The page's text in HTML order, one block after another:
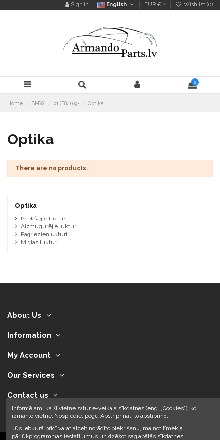
Sign in English EUR € Wishlist (0)
0
Home BMW X1 (E84) 09- Optika
Optika
There are no products.
Optika
Priekšējie lukturi
Aizmugurējie lukturi
Pagriezienlukturi
Miglas lukturi
About Us
Information
My Account
Our Services
Contact us
Informējam, ka šī vietne satur e-veikala sīkdatnes (eng. „Cookies”), ko
izmanto vietne. Nospiediet pogu Apstriprināt, to apstiprinot.
Jūs jebkurā brīdī varat atcelt norādīto piekrišanu, mainot tīmekļa
pārlūkprogrammas iestatījumus un dzēšot saglabātās sīkdatnes.